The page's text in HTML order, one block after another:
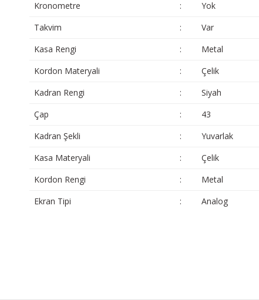
Kronometre
:
Yok
Takvim
:
Var
Kasa Rengi
:
Metal
Kordon Materyali
:
Çelik
Kadran Rengi
:
Siyah
Çap
:
43
Kadran Şekli
:
Yuvarlak
Kasa Materyali
:
Çelik
Kordon Rengi
:
Metal
Ekran Tipi
: Analog